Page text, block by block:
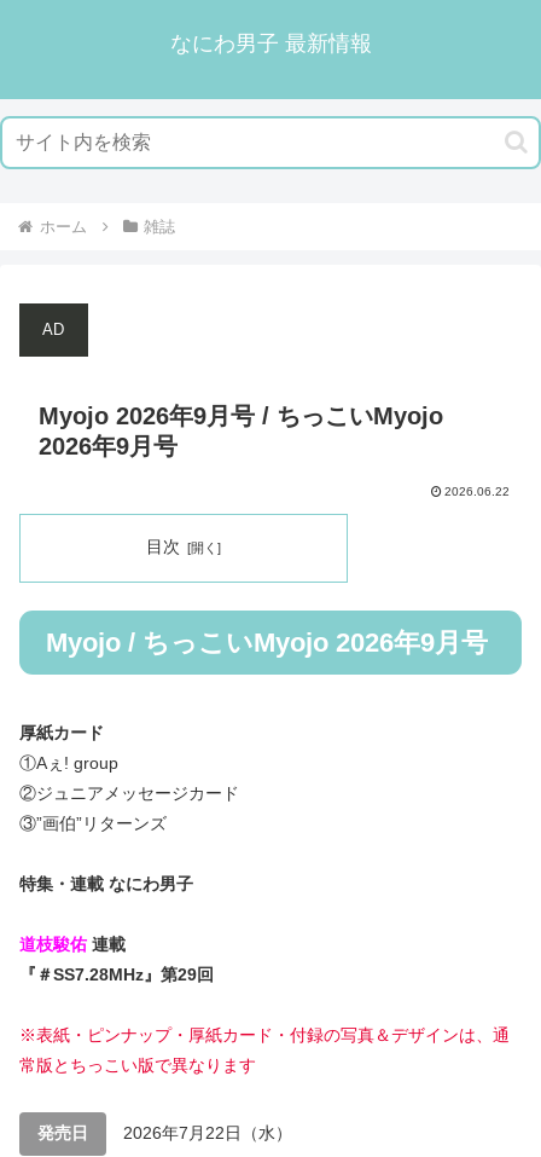
なにわ男子 最新情報
ホーム 雑誌
AD
Myojo 2026年9月号 / ちっこいMyojo
2026年9月号
2026.06.22
目次
Myojo / ちっこいMyojo 2026年9月号
厚紙カード
①Aぇ! group
②ジュニアメッセージカード
③”画伯”リターンズ
特集・連載 なにわ男子
道枝駿佑 連載
『＃SS7.28MHz』第29回
※表紙・ピンナップ・厚紙カード・付録の写真＆デザインは、通
常版とちっこい版で異なります
発売日 2026年7月22日（水）